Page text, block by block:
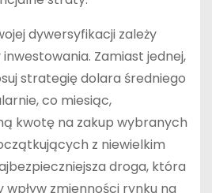
dywersyfikacji zależy
Zamiast jednej,
strategię dolara średniego
co miesiąc,
kwotę na zakup wybranych
z niewielkim
droga, która
zmienności rynku na